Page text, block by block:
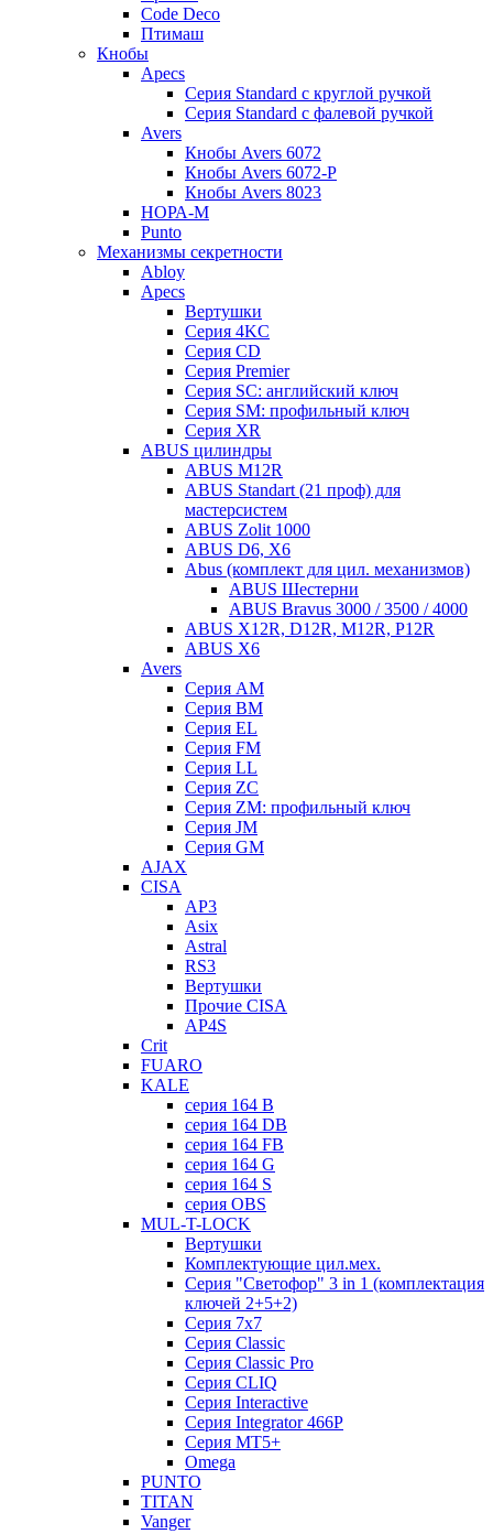
Code Deco
Птимаш
Кнобы
Apecs
Серия Standard с круглой ручкой
Серия Standard с фалевой ручкой
Avers
Кнобы Avers 6072
Кнобы Avers 6072-P
Кнобы Avers 8023
НОРА-М
Punto
Механизмы секретности
Abloy
Apecs
Вертушки
Серия 4KC
Серия CD
Серия Premier
Серия SC: английский ключ
Серия SM: профильный ключ
Серия XR
ABUS цилиндры
ABUS M12R
ABUS Standart (21 проф) для
мастерсистем
ABUS Zolit 1000
ABUS D6, X6
Abus (комплект для цил. механизмов)
ABUS Шестерни
ABUS Bravus 3000 / 3500 / 4000
ABUS X12R, D12R, M12R, P12R
ABUS X6
Avers
Серия AM
Серия BM
Серия EL
Серия FM
Серия LL
Серия ZC
Серия ZM: профильный ключ
Серия JM
Серия GM
AJAX
CISA
AP3
Asix
Astral
RS3
Вертушки
Прочие CISA
AP4S
Crit
FUARO
KALE
серия 164 B
серия 164 DB
серия 164 FB
серия 164 G
серия 164 S
серия OBS
MUL-T-LOCK
Вертушки
Комплектующие цил.мех.
Серия "Светофор" 3 in 1 (комплектация
ключей 2+5+2)
Серия 7х7
Серия Classic
Серия Classic Pro
Серия CLIQ
Серия Interactive
Серия Integrator 466P
Серия MT5+
Omega
PUNTO
TITAN
Vanger